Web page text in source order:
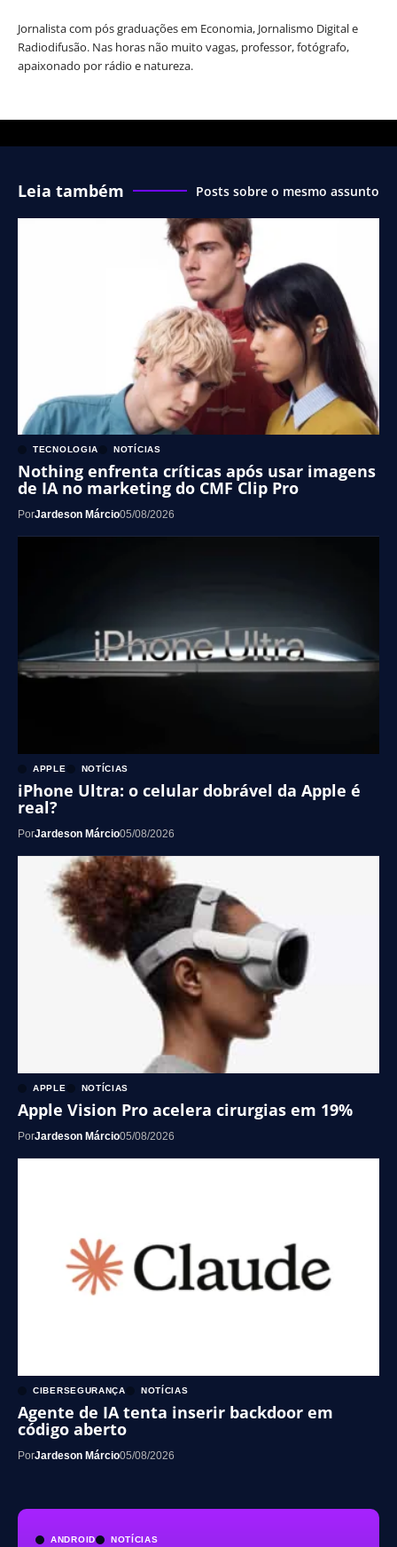
Jornalista com pós graduações em Economia, Jornalismo Digital e
Radiodifusão. Nas horas não muito vagas, professor, fotógrafo,
apaixonado por rádio e natureza.
ANDROID NOTÍCIAS
Leia também Posts sobre o mesmo assunto
TECNOLOGIA NOTÍCIAS
Nothing enfrenta críticas após usar imagens
de IA no marketing do CMF Clip Pro
PorJardeson Márcio05/08/2026
APPLE NOTÍCIAS
iPhone Ultra: o celular dobrável da Apple é
real?
PorJardeson Márcio05/08/2026
APPLE NOTÍCIAS
Apple Vision Pro acelera cirurgias em 19%
PorJardeson Márcio05/08/2026
CIBERSEGURANÇA NOTÍCIAS
Agente de IA tenta inserir backdoor em
código aberto
PorJardeson Márcio05/08/2026